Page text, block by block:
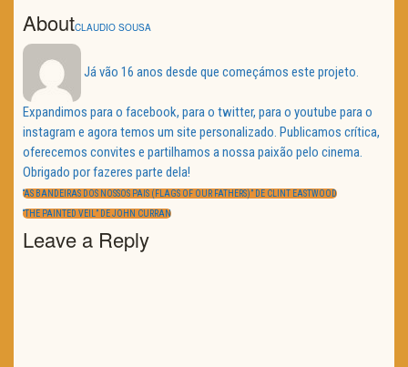
AboutCLAUDIO SOUSA
Já vão 16 anos desde que começámos este projeto.
Expandimos para o facebook, para o twitter, para o youtube para o
instagram e agora temos um site personalizado. Publicamos crítica,
oferecemos convites e partilhamos a nossa paixão pelo cinema.
Obrigado por fazeres parte dela!
Navegação
de
artigos
PREVIOUS
“AS BANDEIRAS DOS NOSSOS PAIS (FLAGS OF OUR FATHERS)” DE CLINT EASTWOOD
NEXT
“THE PAINTED VEIL” DE JOHN CURRAN
Leave a Reply